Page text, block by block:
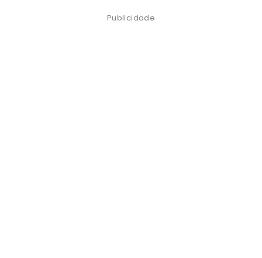
Publicidade